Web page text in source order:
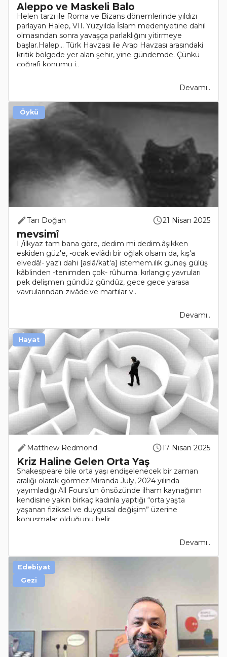
Aleppo ve Maskeli Balo
Helen tarzı ile Roma ve Bizans dönemlerinde yıldızı
parlayan Halep, VII. Yüzyılda İslam medeniyetine dahil
olmasından sonra yavaşça parlaklığını yitirmeye
başlar.Halep… Türk Havzası ile Arap Havzası arasındaki
kritik bölgede yer alan şehir, yine gündemde. Çünkü
coğrafi konumu i..
Devamı..
Tan Doğan 21 Nisan 2025
mevsimî
I /ilkyaz tam bana göre, dedim mi dedim.âşıkken
eskiden güz'e, -ocak evlâdı bir oğlak olsam da, kış'a
elvedâ!- yaz'ı dahi [aslâ/kat'a] istemem.ılık güneş gülüş
kâblinden -tenimden çok- rûhuma. kırlangıç yavruları
pek delişmen gündüz gündüz, gece gece yarasa
yavrularından ziyâde.ve martılar v..
Devamı..
Öykü
Matthew Redmond 17 Nisan 2025
Kriz Haline Gelen Orta Yaş
Shakespeare bile orta yaşı endişelenecek bir zaman
aralığı olarak görmez.Miranda July, 2024 yılında
yayımladığı All Fours’un önsözünde ilham kaynağının
kendisine yakın birkaç kadınla yaptığı “orta yaşta
yaşanan fiziksel ve duygusal değişim” üzerine
konuşmalar olduğunu belir..
Devamı..
Hayat
Edebiyat
Gezi